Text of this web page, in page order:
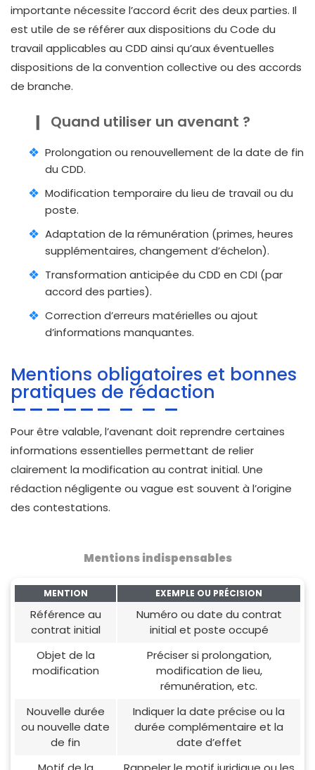
importante nécessite l’accord écrit des deux parties. Il
est utile de se référer aux dispositions du Code du
travail applicables au CDD ainsi qu’aux éventuelles
dispositions de la convention collective ou des accords
de branche.
Quand utiliser un avenant ?
Prolongation ou renouvellement de la date de fin
du CDD.
Modification temporaire du lieu de travail ou du
poste.
Adaptation de la rémunération (primes, heures
supplémentaires, changement d’échelon).
Transformation anticipée du CDD en CDI (par
accord des parties).
Correction d’erreurs matérielles ou ajout
d’informations manquantes.
Mentions obligatoires et bonnes
pratiques de rédaction
Pour être valable, l’avenant doit reprendre certaines
informations essentielles permettant de relier
clairement la modification au contrat initial. Une
rédaction négligente ou vague est souvent à l’origine
des contestations.
Mentions indispensables
MENTION EXEMPLE OU PRÉCISION
Référence au
contrat initial
Numéro ou date du contrat
initial et poste occupé
Objet de la
modification
Préciser si prolongation,
modification de lieu,
rémunération, etc.
Nouvelle durée
ou nouvelle date
de fin
Indiquer la date précise ou la
durée complémentaire et la
date d’effet